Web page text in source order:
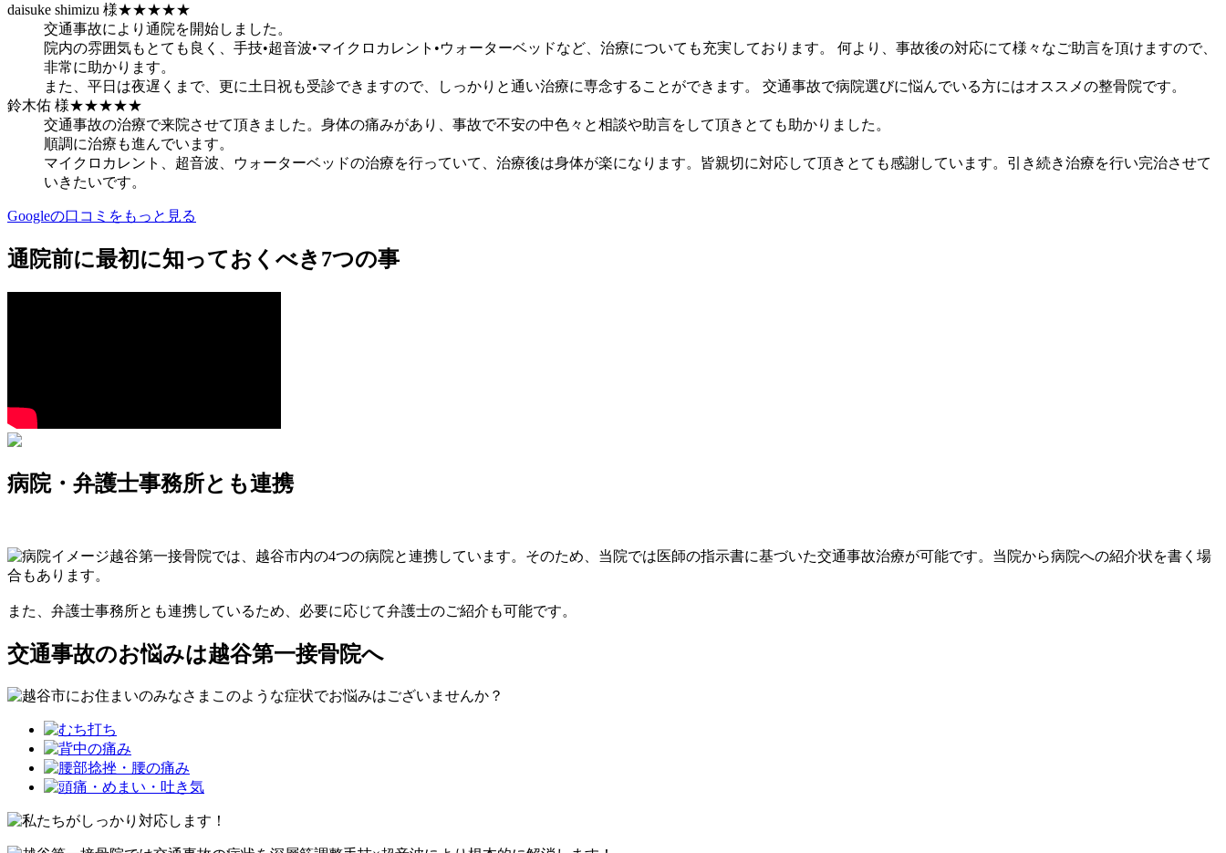
daisuke shimizu 様★★★★★
交通事故により通院を開始しました。
院内の雰囲気もとても良く、手技•超音波•マイクロカレント•ウォーターベッドなど、治療についても充実しております。 何より、事故後の対応にて様々なご助言を頂けますので、
非常に助かります。
また、平日は夜遅くまで、更に土日祝も受診できますので、しっかりと通い治療に専念することができます。 交通事故で病院選びに悩んでいる方にはオススメの整骨院です。
鈴木佑 様★★★★★
交通事故の治療で来院させて頂きました。身体の痛みがあり、事故で不安の中色々と相談や助言をして頂きとても助かりました。
順調に治療も進んでいます。
マイクロカレント、超音波、ウォーターベッドの治療を行っていて、治療後は身体が楽になります。皆親切に対応して頂きとても感謝しています。引き続き治療を行い完治させて
いきたいです。
Googleの口コミをもっと見る
通院前に最初に知っておくべき7つの事
病院・弁護士事務所とも連携
越谷第一接骨院では、 越谷市内の4つの病院と連携しています。そのため、当院では医師の指示書に基づいた交通事故治療が可能です。 当院から病院への紹介状を書く場
合もあります。
また、弁護士事務所とも連携しているため、必要に応じて弁護士のご紹介も可能です。
交通事故のお悩みは越谷第一接骨院へ